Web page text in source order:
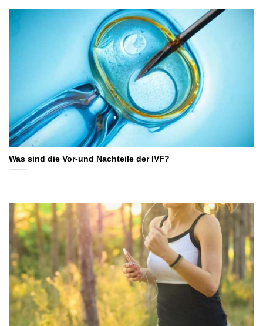
Was sind die Vor-und Nachteile der IVF?